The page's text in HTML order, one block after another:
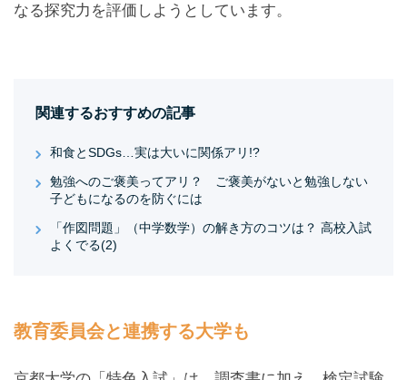
なる探究力を評価しようとしています。
関連するおすすめの記事
和食とSDGs…実は大いに関係アリ!?
勉強へのご褒美ってアリ？ ご褒美がないと勉強しない
子どもになるのを防ぐには
「作図問題」（中学数学）の解き方のコツは？ 高校入試
よくでる(2)
教育委員会と連携する大学も